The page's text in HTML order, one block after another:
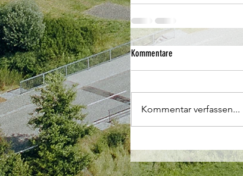
Kommentare
Kommentar verfassen...